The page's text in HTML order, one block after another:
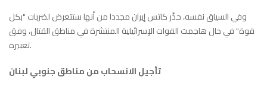
وفي السياق نفسه، حذّر كاتس إيران مجددا من أنها ستتعرض لضربات "بكل
قوة" في حال هاجمت القوات الإسرائيلية المنتشرة في مناطق القتال، وفق
تعبيره.
تأجيل الانسحاب من مناطق جنوبي لبنان